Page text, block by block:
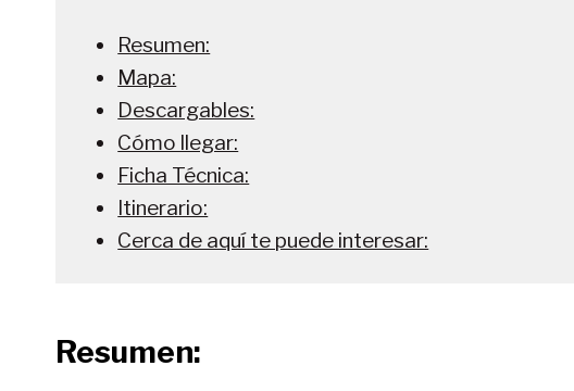
Resumen:
Mapa:
Descargables:
Cómo llegar:
Ficha Técnica:
Itinerario:
Cerca de aquí te puede interesar:
Resumen: